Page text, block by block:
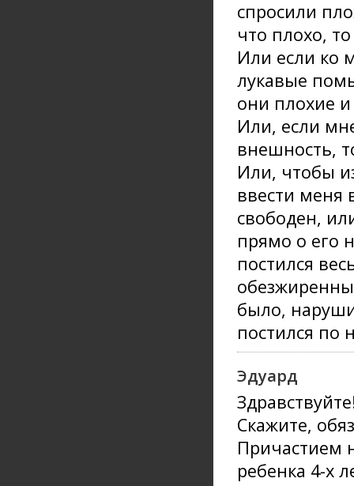
спросили
что плохо,
Или если ко
лукавые
они плохие
Или, если
внешность,
Или, чтобы
ввести меня
свободен,
прямо о его
постился
было,
постился по
Эдуард
Скажите,
Причастием
ребенка 4-х